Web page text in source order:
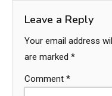
Leave a Reply
Your email address
are marked *
Comment *